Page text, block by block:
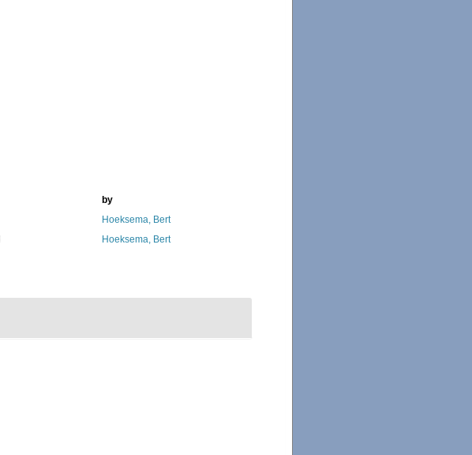
by
Hoeksema, Bert
Hoeksema, Bert